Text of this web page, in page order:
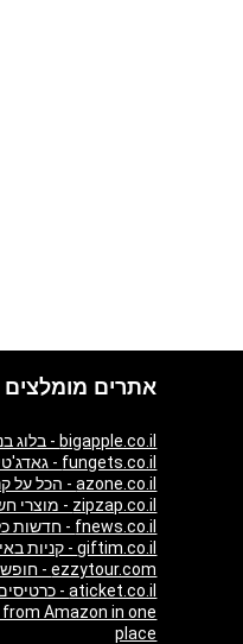
אתרים מומלצים
bigapple.co.il - בלוג בניית אתרים
fungets.co.il - גאדג'טים הכי שווים
azone.co.il - הכל על קניה באמזון
zipzap.co.il - מוצרי חשמל במחירים הגיוניים
fnews.co.il - חדשות כלכלה
giftim.co.il - קניות באינטרנט
ezzytour.com - חופשות בארץ ובעולם
aticket.co.il - כרטיסים להופעות
Amazon in one
place